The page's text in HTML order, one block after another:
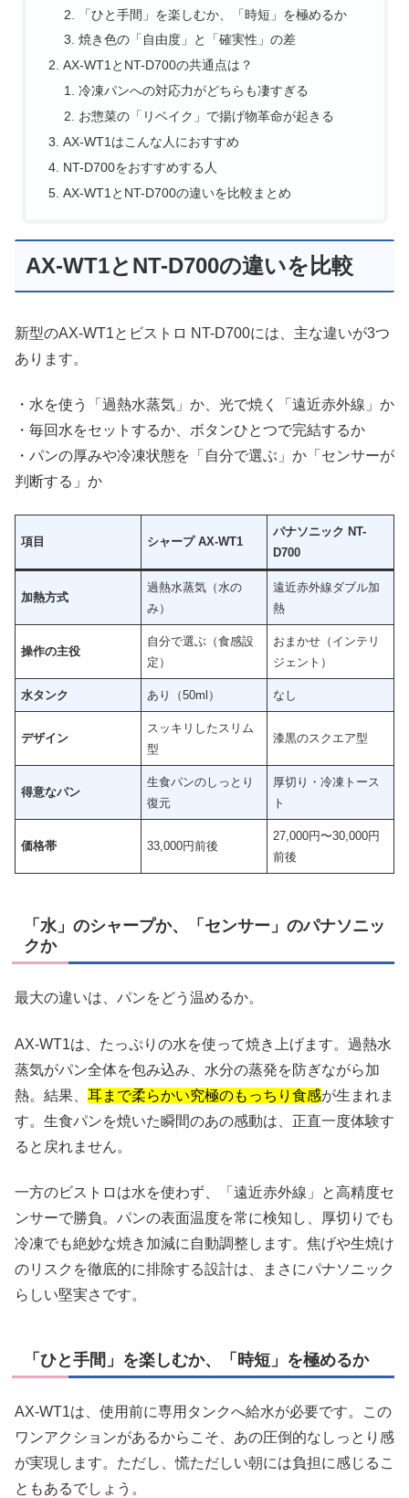
「ひと手間」を楽しむか、「時短」を極めるか
焼き色の「自由度」と「確実性」の差
AX-WT1とNT-D700の共通点は？
冷凍パンへの対応力がどちらも凄すぎる
お惣菜の「リベイク」で揚げ物革命が起きる
AX-WT1はこんな人におすすめ
NT-D700をおすすめする人
AX-WT1とNT-D700の違いを比較まとめ
AX-WT1とNT-D700の違いを比較
新型のAX-WT1とビストロ NT-D700には、主な違いが3つ
あります。
・水を使う「過熱水蒸気」か、光で焼く「遠近赤外線」か
・毎回水をセットするか、ボタンひとつで完結するか
・パンの厚みや冷凍状態を「自分で選ぶ」か「センサーが
判断する」か
項目 シャープ AX-WT1
パナソニック NT-
D700
加熱方式
過熱水蒸気（水の
み）
遠近赤外線ダブル加
熱
操作の主役
自分で選ぶ（食感設
定）
おまかせ（インテリ
ジェント）
水タンク あり（50ml） なし
デザイン
スッキリしたスリム
型
漆黒のスクエア型
得意なパン
生食パンのしっとり
復元
厚切り・冷凍トース
ト
価格帯 33,000円前後
27,000円〜30,000円
前後
「水」のシャープか、「センサー」のパナソニッ
クか
最大の違いは、パンをどう温めるか。
AX-WT1は、たっぷりの水を使って焼き上げます。過熱水
蒸気がパン全体を包み込み、水分の蒸発を防ぎながら加
熱。結果、 耳まで柔らかい究極のもっちり食感が生まれま
す。生食パンを焼いた瞬間のあの感動は、正直一度体験す
ると戻れません。
一方のビストロは水を使わず、「遠近赤外線」と高精度セ
ンサーで勝負。パンの表面温度を常に検知し、厚切りでも
冷凍でも絶妙な焼き加減に自動調整します。焦げや生焼け
のリスクを徹底的に排除する設計は、まさにパナソニック
らしい堅実さです。
「ひと手間」を楽しむか、「時短」を極めるか
AX-WT1は、使用前に専用タンクへ給水が必要です。この
ワンアクションがあるからこそ、あの圧倒的なしっとり感
が実現します。ただし、慌ただしい朝には負担に感じるこ
ともあるでしょう。